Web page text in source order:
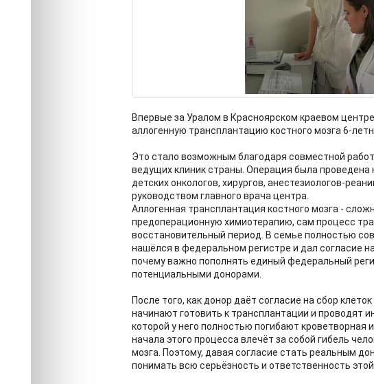
Впервые за Уралом в Красноярском краевом
аллогенную трансплантацию костного мозга 6-
Это стало возможным благодаря совместной
ведущих клиник страны. Операция была проведена
детских онкологов, хирургов, анестезиологов-
руководством главного врача центра.
Аллогенная трансплантация костного мозга -
предоперационную химиотерапию, сам процесс
восстановительный период. В семье полностью
нашёлся в федеральном регистре и дал согласие
почему важно пополнять единый федеральный
потенциальными донорами.
После того, как донор даёт согласие на сбор
начинают готовить к трансплантации и проводят
которой у него полностью погибают
начала этого процесса влечёт за собой гибель
мозга. Поэтому, давая согласие стать реальным
понимать всю серьёзность и ответственность